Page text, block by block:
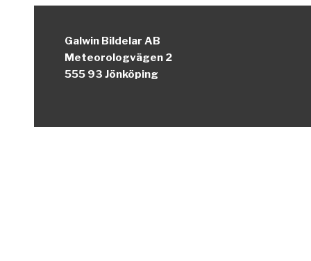
Galwin Bildelar AB
Meteorologvägen 2
555 93 Jönköping